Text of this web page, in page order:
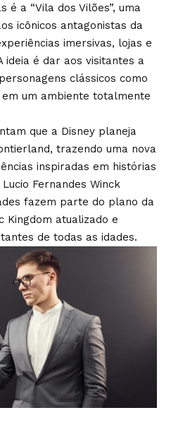
é a “Vila dos Vilões”, uma
icônicos antagonistas da
imersivas, lojas e
ideia é dar aos visitantes a
clássicos como
um ambiente totalmente
que a Disney planeja
trazendo uma nova
inspiradas em histórias
Fernandes Winck
fazem parte do plano da
Kingdom atualizado e
de todas as idades.